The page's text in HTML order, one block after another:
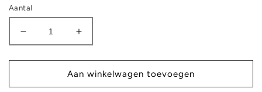
Aantal
Aantal
verlagen
voor
halsband
Aantal
verhogen
voor
Middel
halsband
Aan winkelwagen toevoegen